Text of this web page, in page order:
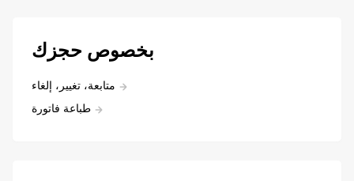
بخصوص حجزك
متابعة، تغيير، إلغاء
طباعة فاتورة